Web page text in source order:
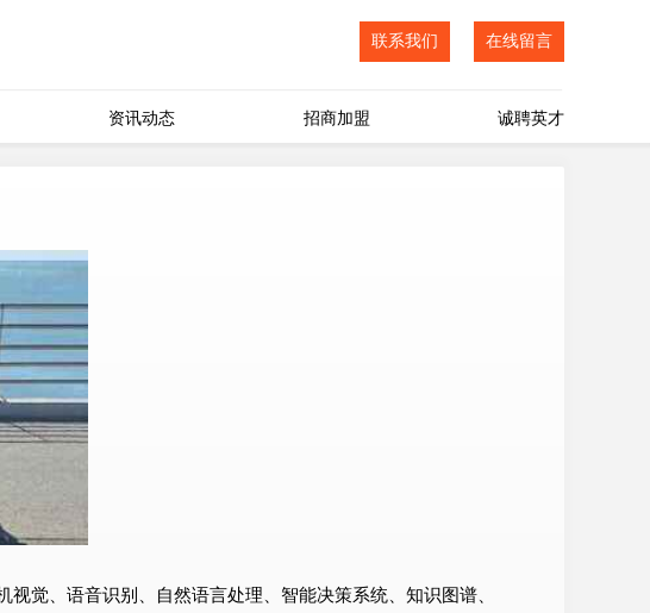
联系我们 在线留言
资讯动态 招商加盟 诚聘英才
觉、语音识别、自然语言处理、智能决策系统、知识图谱、